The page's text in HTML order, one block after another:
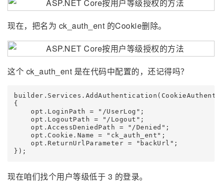
现在，把名为 ck_auth_ent 的Cookie删除。
这个 ck_auth_ent 是在代码中配置的，还记得吗？
{
    opt.LoginPath = "/UserLog";
    opt.LogoutPath = "/Logout";
    opt.AccessDeniedPath = "/Denied";
    opt.Cookie.Name = "ck_auth_ent";
    opt.ReturnUrlParameter = "backUrl";
});
现在咱们找个用户等级低于 3 的登录。